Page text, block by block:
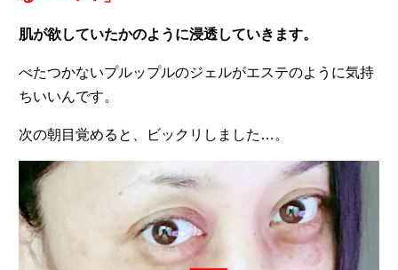
肌が欲していたかのように浸透していきます。
べたつかないプルップルのジェルがエステのように気持
ちいいんです。
次の朝目覚めると、ビックリしました…。